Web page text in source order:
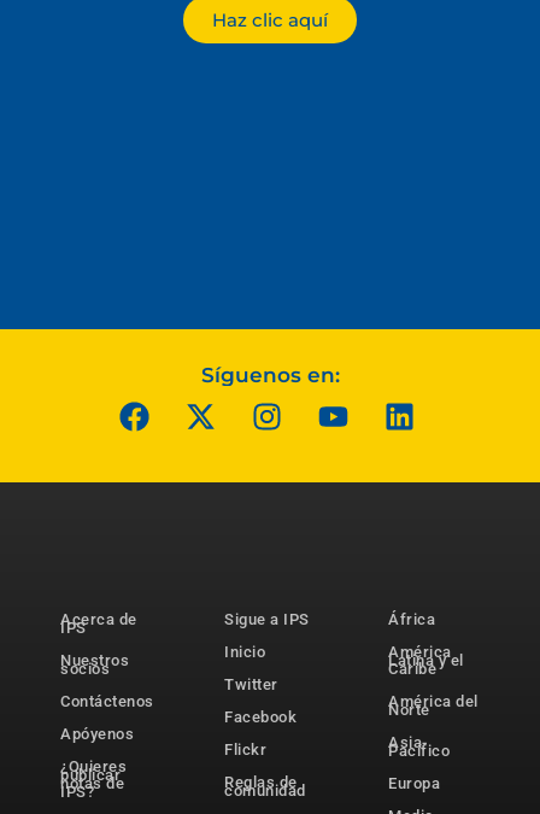
Haz clic aquí
Síguenos en:
Acerca de
IPS
Nuestros
socios
Contáctenos
Apóyenos
¿Quieres
publicar
notas de
IPS?
Sigue a IPS
Inicio
Twitter
Facebook
Flickr
Reglas de
comunidad
África
América
Latina y el
Caribe
América del
Norte
Asia-
Pacífico
Europa